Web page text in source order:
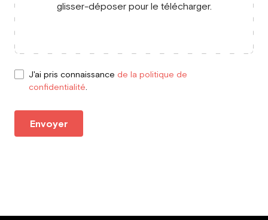
glisser-déposer pour le télécharger.
J'ai pris connaissance de la politique de
confidentialité
Envoyer